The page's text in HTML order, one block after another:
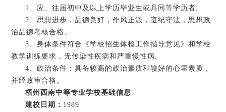
1、应、往届初中及以上学历毕业生或具同等学历者;
2、思想进步，品德良好，作风正派，遵纪守法，思想政
治品德考核合格。
3、身体条件符合《学校招生体检工作指导意见》和学校
教学训练要求，无传染性疾病和严重慢性病。
4、政治条件：具备较高的政治素质和较好的心里素质，
并经政审合格。
梧州西南中等专业学校基础信息
建校日期： 1989